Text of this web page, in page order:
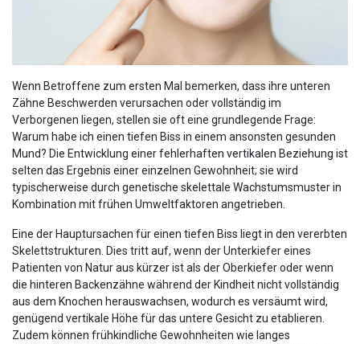
Wenn Betroffene zum ersten Mal bemerken, dass ihre unteren
Zähne Beschwerden verursachen oder vollständig im
Verborgenen liegen, stellen sie oft eine grundlegende Frage:
Warum habe ich einen tiefen Biss in einem ansonsten gesunden
Mund? Die Entwicklung einer fehlerhaften vertikalen Beziehung ist
selten das Ergebnis einer einzelnen Gewohnheit; sie wird
typischerweise durch genetische skelettale Wachstumsmuster in
Kombination mit frühen Umweltfaktoren angetrieben.
Eine der Hauptursachen für einen tiefen Biss liegt in den vererbten
Skelettstrukturen. Dies tritt auf, wenn der Unterkiefer eines
Patienten von Natur aus kürzer ist als der Oberkiefer oder wenn
die hinteren Backenzähne während der Kindheit nicht vollständig
aus dem Knochen herauswachsen, wodurch es versäumt wird,
genügend vertikale Höhe für das untere Gesicht zu etablieren.
Zudem können frühkindliche Gewohnheiten wie langes